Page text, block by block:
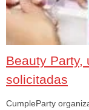
Beauty Party,
solicitadas
CumpleParty